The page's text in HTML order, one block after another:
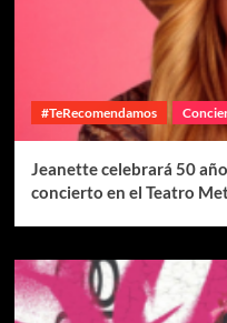
#TeRecomendamos
Jeanette celebrará 50
concierto en el Teatro